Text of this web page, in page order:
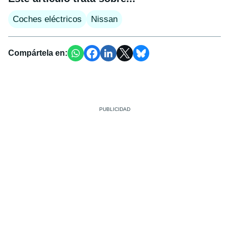
Coches eléctricos Nissan
Compártela en: